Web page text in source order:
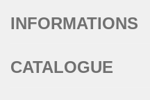
INFORMATIONS
CATALOGUE